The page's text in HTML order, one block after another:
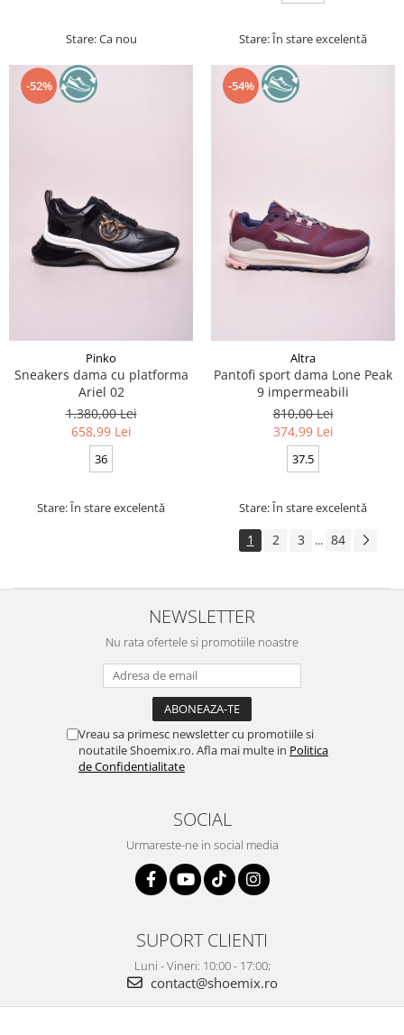
Stare: Ca nou Stare: În stare excelentă
-52%
Pinko
Sneakers dama cu platforma
Ariel 02
1.380,00 Lei
658,99 Lei
36
Stare: În stare excelentă
-54%
Altra
Pantofi sport dama Lone Peak
9 impermeabili
810,00 Lei
374,99 Lei
37.5
Stare: În stare excelentă
1 2 3 ... 84
NEWSLETTER
Nu rata ofertele si promotiile noastre
Vreau sa primesc newsletter cu promotiile si
noutatile Shoemix.ro. Afla mai multe in Politica
de Confidentialitate
SOCIAL
Urmareste-ne in social media
SUPORT CLIENTI
Luni - Vineri: 10:00 - 17:00;
contact@shoemix.ro